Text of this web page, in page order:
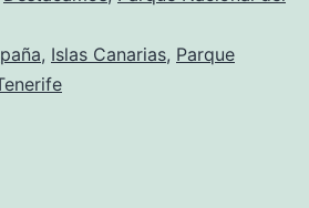
, Islas Canarias, Parque